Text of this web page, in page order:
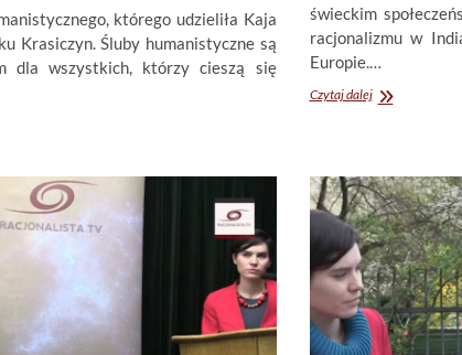
którego udzieliła Kaja
Krasiczyn. Śluby humanistyczne są
dla wszystkich, którzy cieszą się
świeckim
racjonalizmu w
Europie.…
Czytaj dalejSanal
Atheist
since
childhood